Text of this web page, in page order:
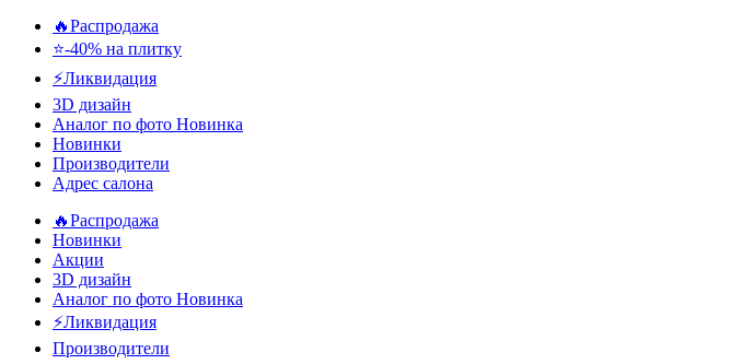
🔥Распродажа
⭐-40% на плитку
⚡️Ликвидация
3D дизайн
Аналог по фото Новинка
Новинки
Производители
Адрес салона
🔥Распродажа
Новинки
Акции
3D дизайн
Аналог по фото Новинка
⚡Ликвидация
Производители